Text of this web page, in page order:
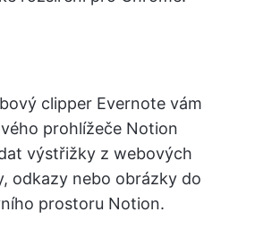
clipper Evernote vám
prohlížeče Notion
výstřižky z webových
odkazy nebo obrázky do
prostoru Notion.